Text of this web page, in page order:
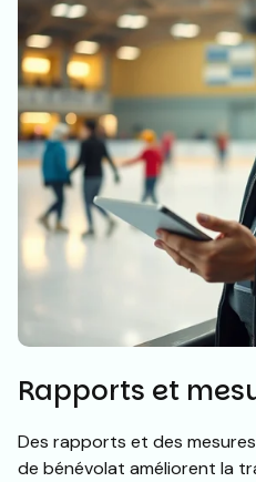
Rapports et
Des rapports et des
de bénévolat améliorent la